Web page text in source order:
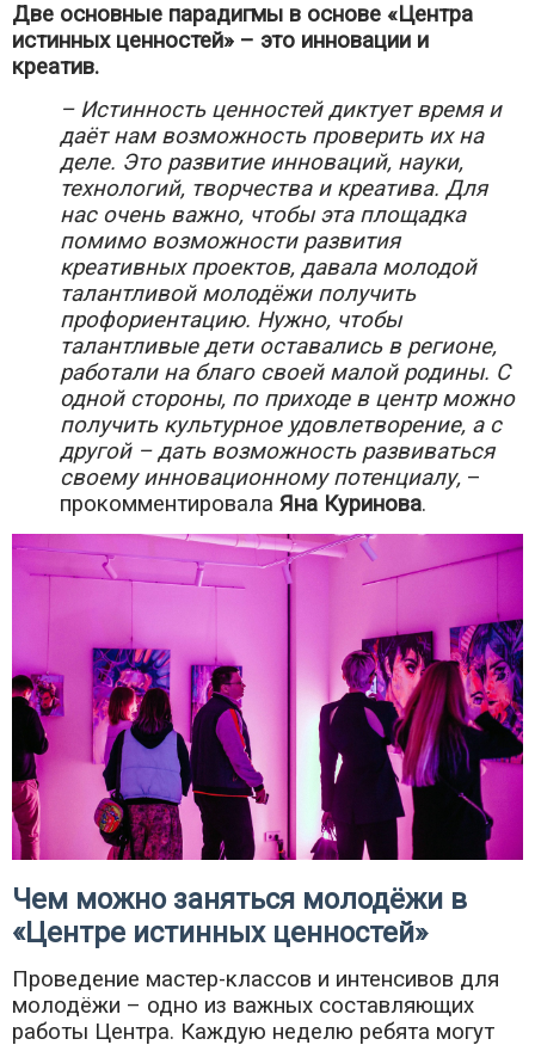
Две основные парадигмы в основе «Центра
истинных ценностей» – это инновации и
креатив.
– Истинность ценностей диктует время и
даёт нам возможность проверить их на
деле. Это развитие инноваций, науки,
технологий, творчества и креатива. Для
нас очень важно, чтобы эта площадка
помимо возможности развития
креативных проектов, давала молодой
талантливой молодёжи получить
профориентацию. Нужно, чтобы
талантливые дети оставались в регионе,
работали на благо своей малой родины. С
одной стороны, по приходе в центр можно
получить культурное удовлетворение, а с
другой – дать возможность развиваться
своему инновационному потенциалу, –
прокомментировала Яна Куринова.
Чем можно заняться молодёжи в
«Центре истинных ценностей»
Проведение мастер-классов и интенсивов для
молодёжи – одно из важных составляющих
работы Центра. Каждую неделю ребята могут